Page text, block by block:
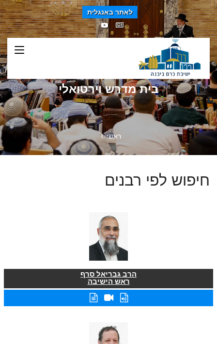
לאתר באנגלית
בית מדרש וירטואלי
ראשי
חיפוש לפי רבנים
הרב גבריאל סרף
ראש הישיבה